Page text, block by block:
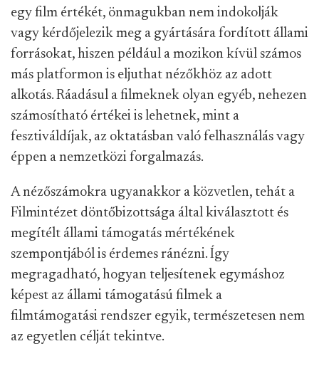
egy film értékét, önmagukban nem indokolják
vagy kérdőjelezik meg a gyártására fordított állami
forrásokat, hiszen például a mozikon kívül számos
más platformon is eljuthat nézőkhöz az adott
alkotás. Ráadásul a filmeknek olyan egyéb, nehezen
számosítható értékei is lehetnek, mint a
fesztiváldíjak, az oktatásban való felhasználás vagy
éppen a nemzetközi forgalmazás.
A nézőszámokra ugyanakkor a közvetlen, tehát a
Filmintézet döntőbizottsága által kiválasztott és
megítélt állami támogatás mértékének
szempontjából is érdemes ránézni. Így
megragadható, hogyan teljesítenek egymáshoz
képest az állami támogatású filmek a
filmtámogatási rendszer egyik, természetesen nem
az egyetlen célját tekintve.